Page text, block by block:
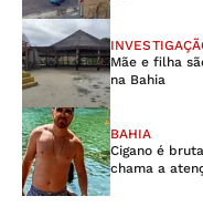
Mãe e filha
na Bahia
BAHIA
Cigano é
chama a